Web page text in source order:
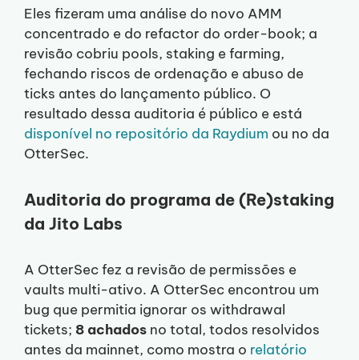
Eles fizeram uma análise do novo AMM
concentrado e do refactor do order-book; a
revisão cobriu pools, staking e farming,
fechando riscos de ordenação e abuso de
ticks antes do lançamento público. O
resultado dessa auditoria é público e está
disponível no repositório da Raydium ou no da
OtterSec.
Auditoria do programa de (Re)staking
da Jito Labs
A OtterSec fez a revisão de permissões e
vaults multi-ativo. A OtterSec encontrou um
bug que permitia ignorar os withdrawal
tickets; 8 achados no total, todos resolvidos
antes da mainnet, como mostra o relatório